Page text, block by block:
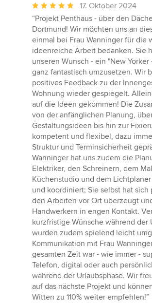
Durchschnittliche
Bewertung:
5
von
5
Sternen
17. Oktober 2024
“Projekt Penthaus - über den
Dortmund! Wir möchten uns an
einmal bei Frau Wanninger für die
ideenreiche Arbeit bedanken. Sie
unseren Wunsch - ein "New Yorker
ganz fantastisch umzusetzen. Wir
positives Feedback zu der
Wohnung wieder gespiegelt.
auf die Ideen gekommen! Die
von der anfänglichen Planung,
Gestaltungsideen bis hin zur
kompetent und flexibel, dazu
Struktur und Terminsicherheit
Wanninger hat uns zudem die
Elektriker, den Schreinern, dem
Küchenstudio und dem
und koordiniert; Sie selbst hat sich
den Arbeiten vor Ort überzeugt
Handwerkern in engen Kontakt.
kurzfristige Wünsche während der
wurden zudem spielend leicht
Kommunikation mit Frau
gesamten Zeit war - wie immer -
Telefon, digital oder auch
während der Urlaubsphase. Wir
auf das nächste Projekt und
Witten zu 110% weiter empfehlen!”